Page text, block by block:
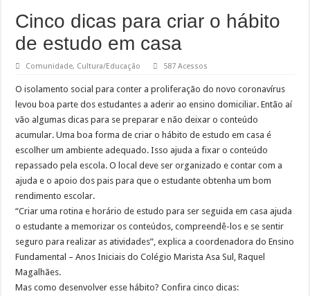
Cinco dicas para criar o hábito
de estudo em casa
Comunidade, Cultura/Educação 587 Acessos
O isolamento social para conter a proliferação do novo coronavírus
levou boa parte dos estudantes a aderir ao ensino domiciliar. Então aí
vão algumas dicas para se preparar e não deixar o conteúdo
acumular. Uma boa forma de criar o hábito de estudo em casa é
escolher um ambiente adequado. Isso ajuda a fixar o conteúdo
repassado pela escola. O local deve ser organizado e contar com a
ajuda e o apoio dos pais para que o estudante obtenha um bom
rendimento escolar.
“Criar uma rotina e horário de estudo para ser seguida em casa ajuda
o estudante a memorizar os conteúdos, compreendê-los e se sentir
seguro para realizar as atividades”, explica a coordenadora do Ensino
Fundamental – Anos Iniciais do Colégio Marista Asa Sul, Raquel
Magalhães.
Mas como desenvolver esse hábito? Confira cinco dicas: